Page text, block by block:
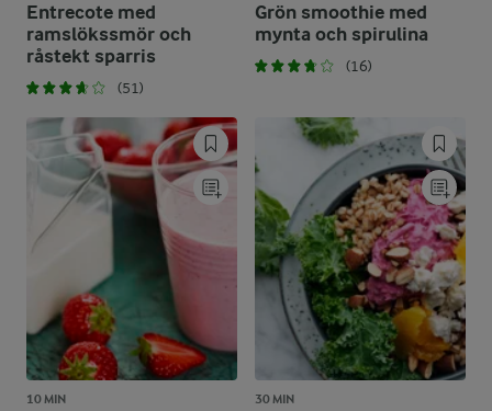
Entrecote med
ramslökssmör och
råstekt sparris
(51)
Grön smoothie med
mynta och spirulina
(16)
10 MIN 30 MIN